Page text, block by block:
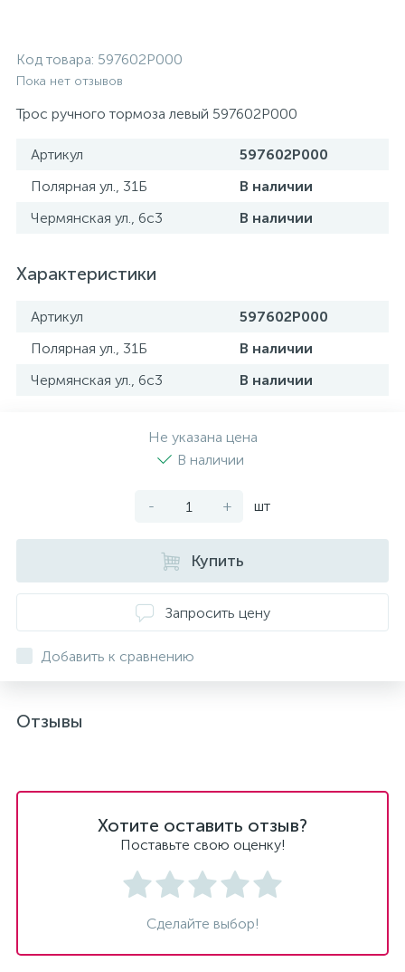
Код товара: 597602P000
Пока нет отзывов
Трос ручного тормоза левый 597602P000
Артикул
597602P000
Полярная ул., 31Б
В наличии
Чермянская ул., 6с3
В наличии
Характеристики
Артикул
597602P000
Полярная ул., 31Б
В наличии
Чермянская ул., 6с3
В наличии
Не указана цена
В наличии
- + шт
Купить
Запросить цену
Добавить к сравнению
Отзывы
Хотите оставить отзыв?
Поставьте свою оценку!
Сделайте выбор!